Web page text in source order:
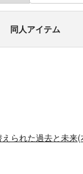
同人アイテム
られた過去と未来(